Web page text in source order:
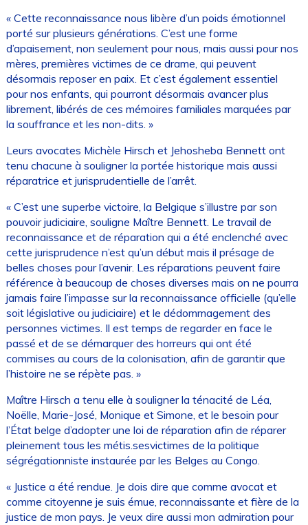
« Cette reconnaissance nous libère d’un poids émotionnel
porté sur plusieurs générations. C’est une forme
d’apaisement, non seulement pour nous, mais aussi pour nos
mères, premières victimes de ce drame, qui peuvent
désormais reposer en paix. Et c’est également essentiel
pour nos enfants, qui pourront désormais avancer plus
librement, libérés de ces mémoires familiales marquées par
la souffrance et les non-dits. »
Leurs avocates Michèle Hirsch et Jehosheba Bennett ont
tenu chacune à souligner la portée historique mais aussi
réparatrice et jurisprudentielle de l’arrêt.
« C’est une superbe victoire, la Belgique s’illustre par son
pouvoir judiciaire, souligne Maître Bennett. Le travail de
reconnaissance et de réparation qui a été enclenché avec
cette jurisprudence n’est qu’un début mais il présage de
belles choses pour l’avenir. Les réparations peuvent faire
référence à beaucoup de choses diverses mais on ne pourra
jamais faire l’impasse sur la reconnaissance officielle (qu’elle
soit législative ou judiciaire) et le dédommagement des
personnes victimes. Il est temps de regarder en face le
passé et de se démarquer des horreurs qui ont été
commises au cours de la colonisation, afin de garantir que
l’histoire ne se répète pas. »
Maître Hirsch a tenu elle à souligner la ténacité de Léa,
Noëlle, Marie-José, Monique et Simone, et le besoin pour
l’État belge d’adopter une loi de réparation afin de réparer
pleinement tous les métis.sesvictimes de la politique
ségrégationniste instaurée par les Belges au Congo.
« Justice a été rendue. Je dois dire que comme avocat et
comme citoyenne je suis émue, reconnaissante et fière de la
justice de mon pays. Je veux dire aussi mon admiration pour